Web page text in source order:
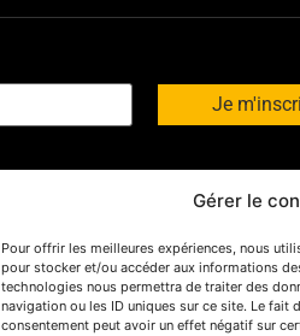
Gérer le
Pour offrir les meilleures expériences, nous
pour stocker et/ou accéder aux informations
technologies nous permettra de traiter des
navigation ou les ID uniques sur ce site. Le fait
consentement peut avoir un effet négatif sur